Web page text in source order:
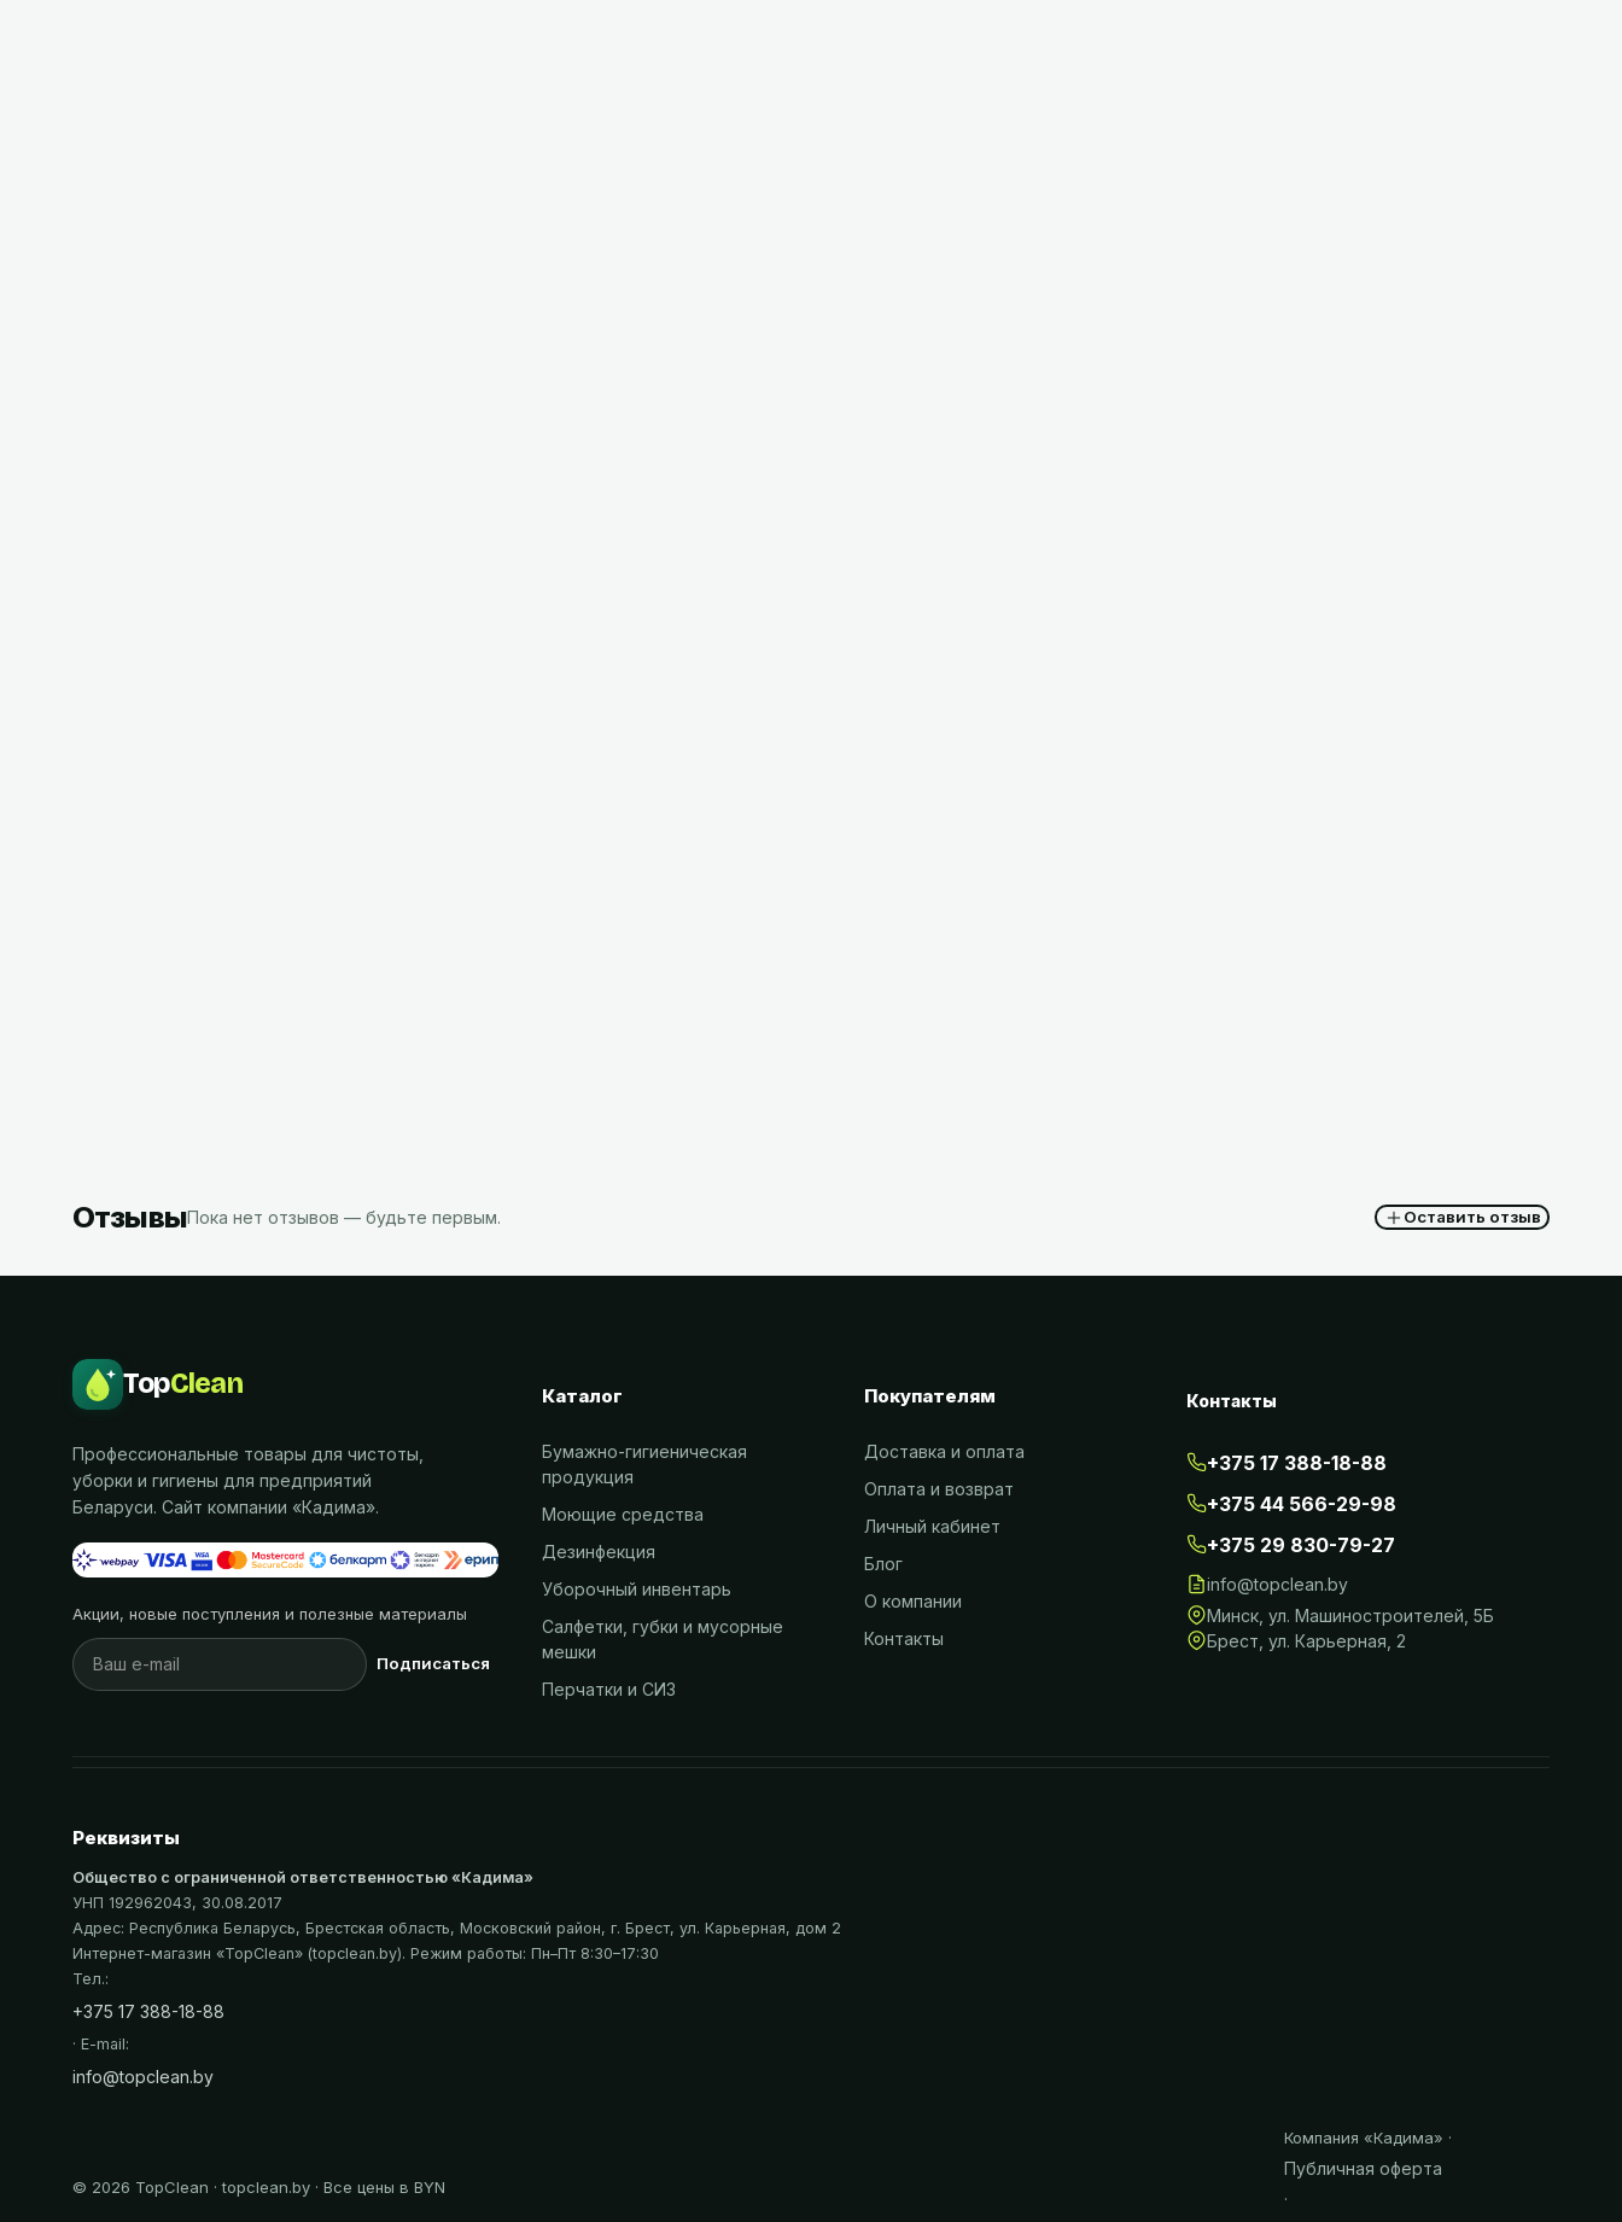
ОтзывыПока нет отзывов — будьте первым. Оставить отзыв
TopClean
Профессиональные товары для чистоты,
уборки и гигиены для предприятий
Беларуси. Сайт компании «Кадима».
Акции, новые поступления и полезные материалы
Подписаться
Каталог
Бумажно-гигиеническая
продукция
Моющие средства
Дезинфекция
Уборочный инвентарь
Салфетки, губки и мусорные
мешки
Перчатки и СИЗ
Покупателям
Доставка и оплата
Оплата и возврат
Личный кабинет
Блог
О компании
Контакты
Контакты
+375 17 388-18-88
+375 44 566-29-98
+375 29 830-79-27
info@topclean.by
Минск ,ул. Машиностроителей, 5Б
Брест ,ул. Карьерная, 2
Реквизиты
Общество с ограниченной ответственностью «Кадима»
УНП 192962043, 30.08.2017
Адрес: Республика Беларусь, Брестская область, Московский район, г. Брест, ул. Карьерная, дом 2
Интернет-магазин «TopClean» (topclean.by). Режим работы: Пн–Пт 8:30–17:30
Тел.:
+375 17 388-18-88
· E-mail:
info@topclean.by
© 2026 TopClean · topclean.by · Все цены в BYN
Компания «Кадима» ·
Публичная оферта
·